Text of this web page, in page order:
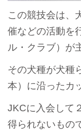
この競技会は、
催などの活動を
ル・クラブ）が
その犬種が犬種
本）に沿ったカ
JKCに入会して
得られないもの